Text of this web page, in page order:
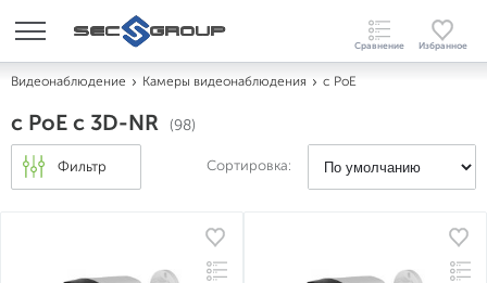
Видеонаблюдение Камеры видеонаблюдения c PoE
c PoE с 3D-NR (98)
Фильтр Сортировка: